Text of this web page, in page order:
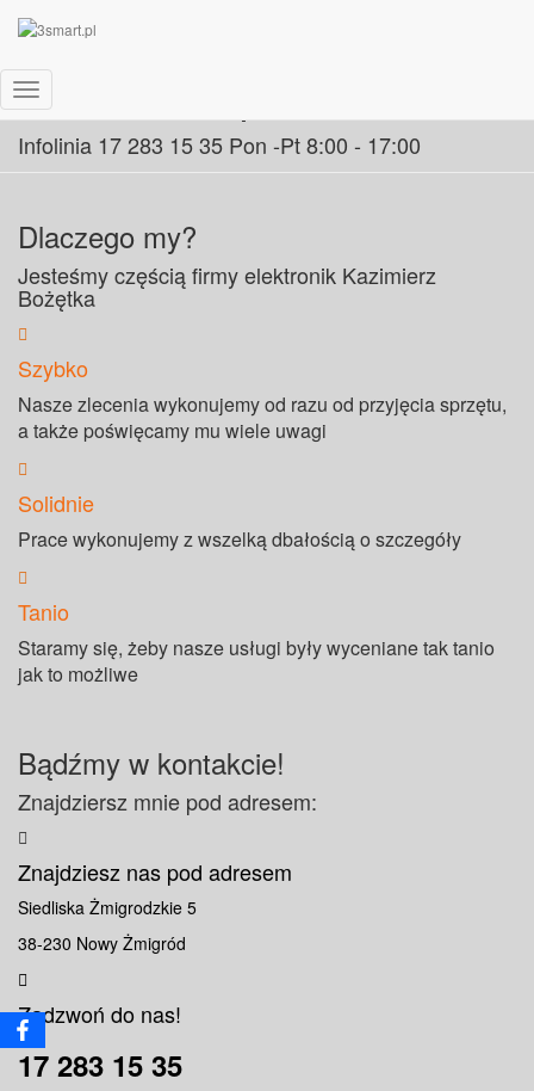
Przełącz Nawigację
Serwis komputerów
Infolinia 17 283 15 35 Pon -Pt 8:00 - 17:00
Dlaczego my?
Jesteśmy częścią firmy elektronik Kazimierz
Bożętka
Szybko
Nasze zlecenia wykonujemy od razu od przyjęcia sprzętu,
a także poświęcamy mu wiele uwagi
Solidnie
Prace wykonujemy z wszelką dbałością o szczegóły
Tanio
Staramy się, żeby nasze usługi były wyceniane tak tanio
jak to możliwe
Bądźmy w kontakcie!
Znajdziersz mnie pod adresem:
Znajdziesz nas pod adresem
Siedliska Żmigrodzkie 5
38-230 Nowy Żmigród
Zadzwoń do nas!
17 283 15 35